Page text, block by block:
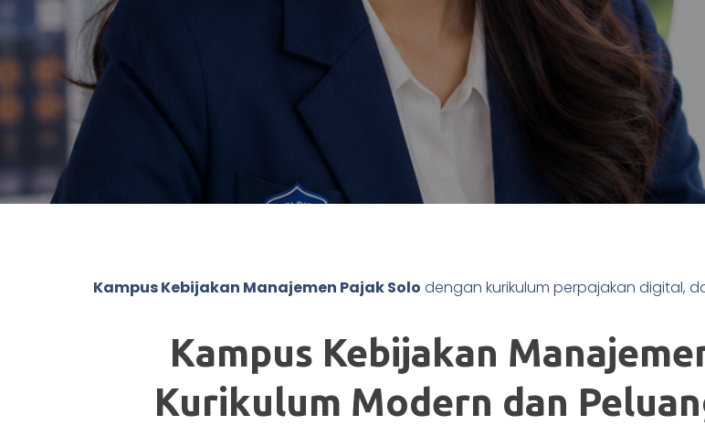
Kampus Kebijakan Manajemen Pajak Solo dengan kurikulum perpajakan digital,
Kampus Kebijakan
Kurikulum Modern dan